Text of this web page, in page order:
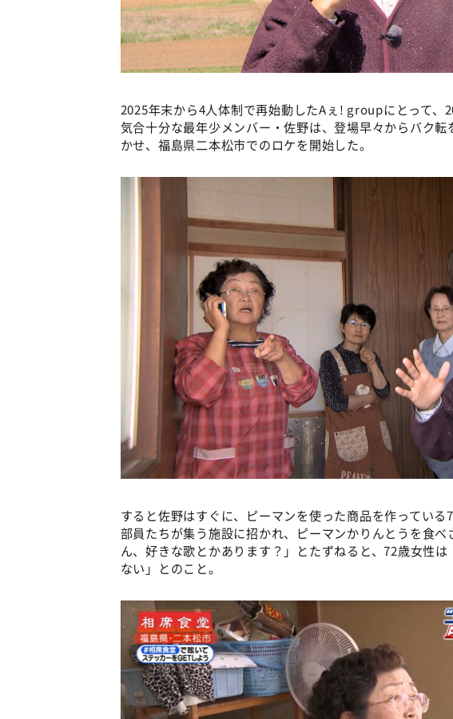
2025年末から4人体制で再始動したAぇ! groupにとって、
気合十分な最年少メンバー・佐野は、登場早々からバク
かせ、福島県二本松市でのロケを開始した。
すると佐野はすぐに、ピーマンを使った商品を作ってい
部員たちが集う施設に招かれ、ピーマンかりんとうを食
ん、好きな歌とかあります？」とたずねると、72歳女性
ない」とのこと。